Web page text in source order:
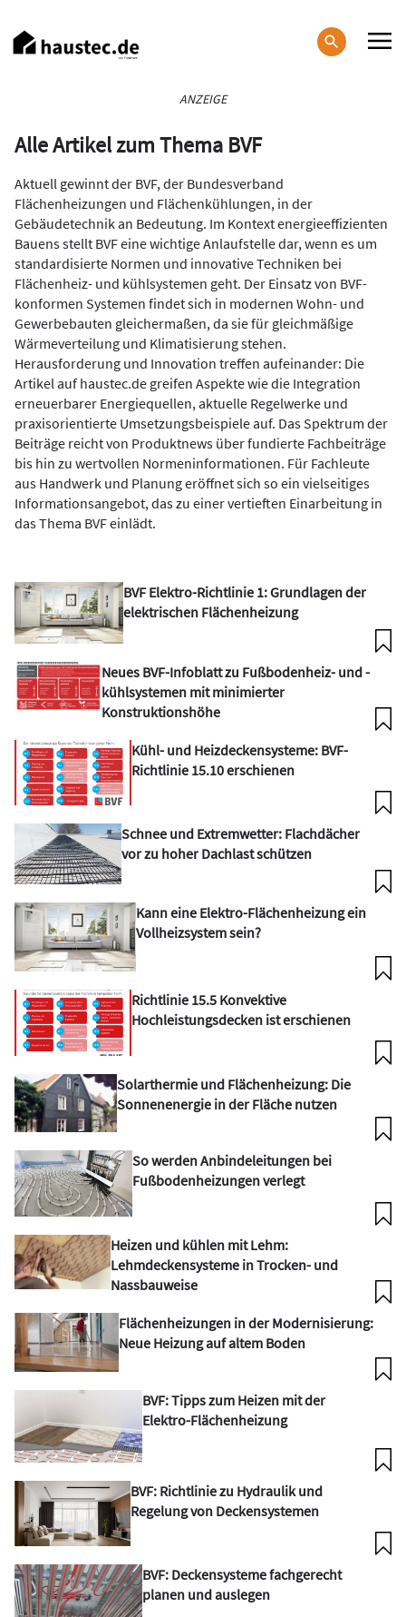
zum
Inhalt
ANZEIGE
Alle Artikel zum Thema BVF
Aktuell gewinnt der BVF, der Bundesverband
Flächenheizungen und Flächenkühlungen, in der
Gebäudetechnik an Bedeutung. Im Kontext energieeffizienten
Bauens stellt BVF eine wichtige Anlaufstelle dar, wenn es um
standardisierte Normen und innovative Techniken bei
Flächenheiz- und kühlsystemen geht. Der Einsatz von BVF-
konformen Systemen findet sich in modernen Wohn- und
Gewerbebauten gleichermaßen, da sie für gleichmäßige
Wärmeverteilung und Klimatisierung stehen.
Herausforderung und Innovation treffen aufeinander: Die
Artikel auf haustec.de greifen Aspekte wie die Integration
erneuerbarer Energiequellen, aktuelle Regelwerke und
praxisorientierte Umsetzungsbeispiele auf. Das Spektrum der
Beiträge reicht von Produktnews über fundierte Fachbeiträge
bis hin zu wertvollen Normeninformationen. Für Fachleute
aus Handwerk und Planung eröffnet sich so ein vielseitiges
Informationsangebot, das zu einer vertieften Einarbeitung in
das Thema BVF einlädt.
BVF Elektro-Richtlinie 1: Grundlagen der
elektrischen Flächenheizung
Neues BVF-Infoblatt zu Fußbodenheiz- und -
kühlsystemen mit minimierter
Konstruktionshöhe
Kühl- und Heizdeckensysteme: BVF-
Richtlinie 15.10 erschienen
Schnee und Extremwetter: Flachdächer
vor zu hoher Dachlast schützen
Kann eine Elektro-Flächenheizung ein
Vollheizsystem sein?
Richtlinie 15.5 Konvektive
Hochleistungsdecken ist erschienen
Solarthermie und Flächenheizung: Die
Sonnenenergie in der Fläche nutzen
So werden Anbindeleitungen bei
Fußbodenheizungen verlegt
Heizen und kühlen mit Lehm:
Lehmdeckensysteme in Trocken- und
Nassbauweise
Flächenheizungen in der Modernisierung:
Neue Heizung auf altem Boden
BVF: Tipps zum Heizen mit der
Elektro-Flächenheizung
BVF: Richtlinie zu Hydraulik und
Regelung von Deckensystemen
BVF: Deckensysteme fachgerecht
planen und auslegen